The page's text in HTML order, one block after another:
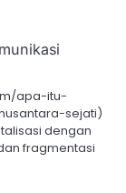
apa-itu-
sejati)
dengan
fragmentasi